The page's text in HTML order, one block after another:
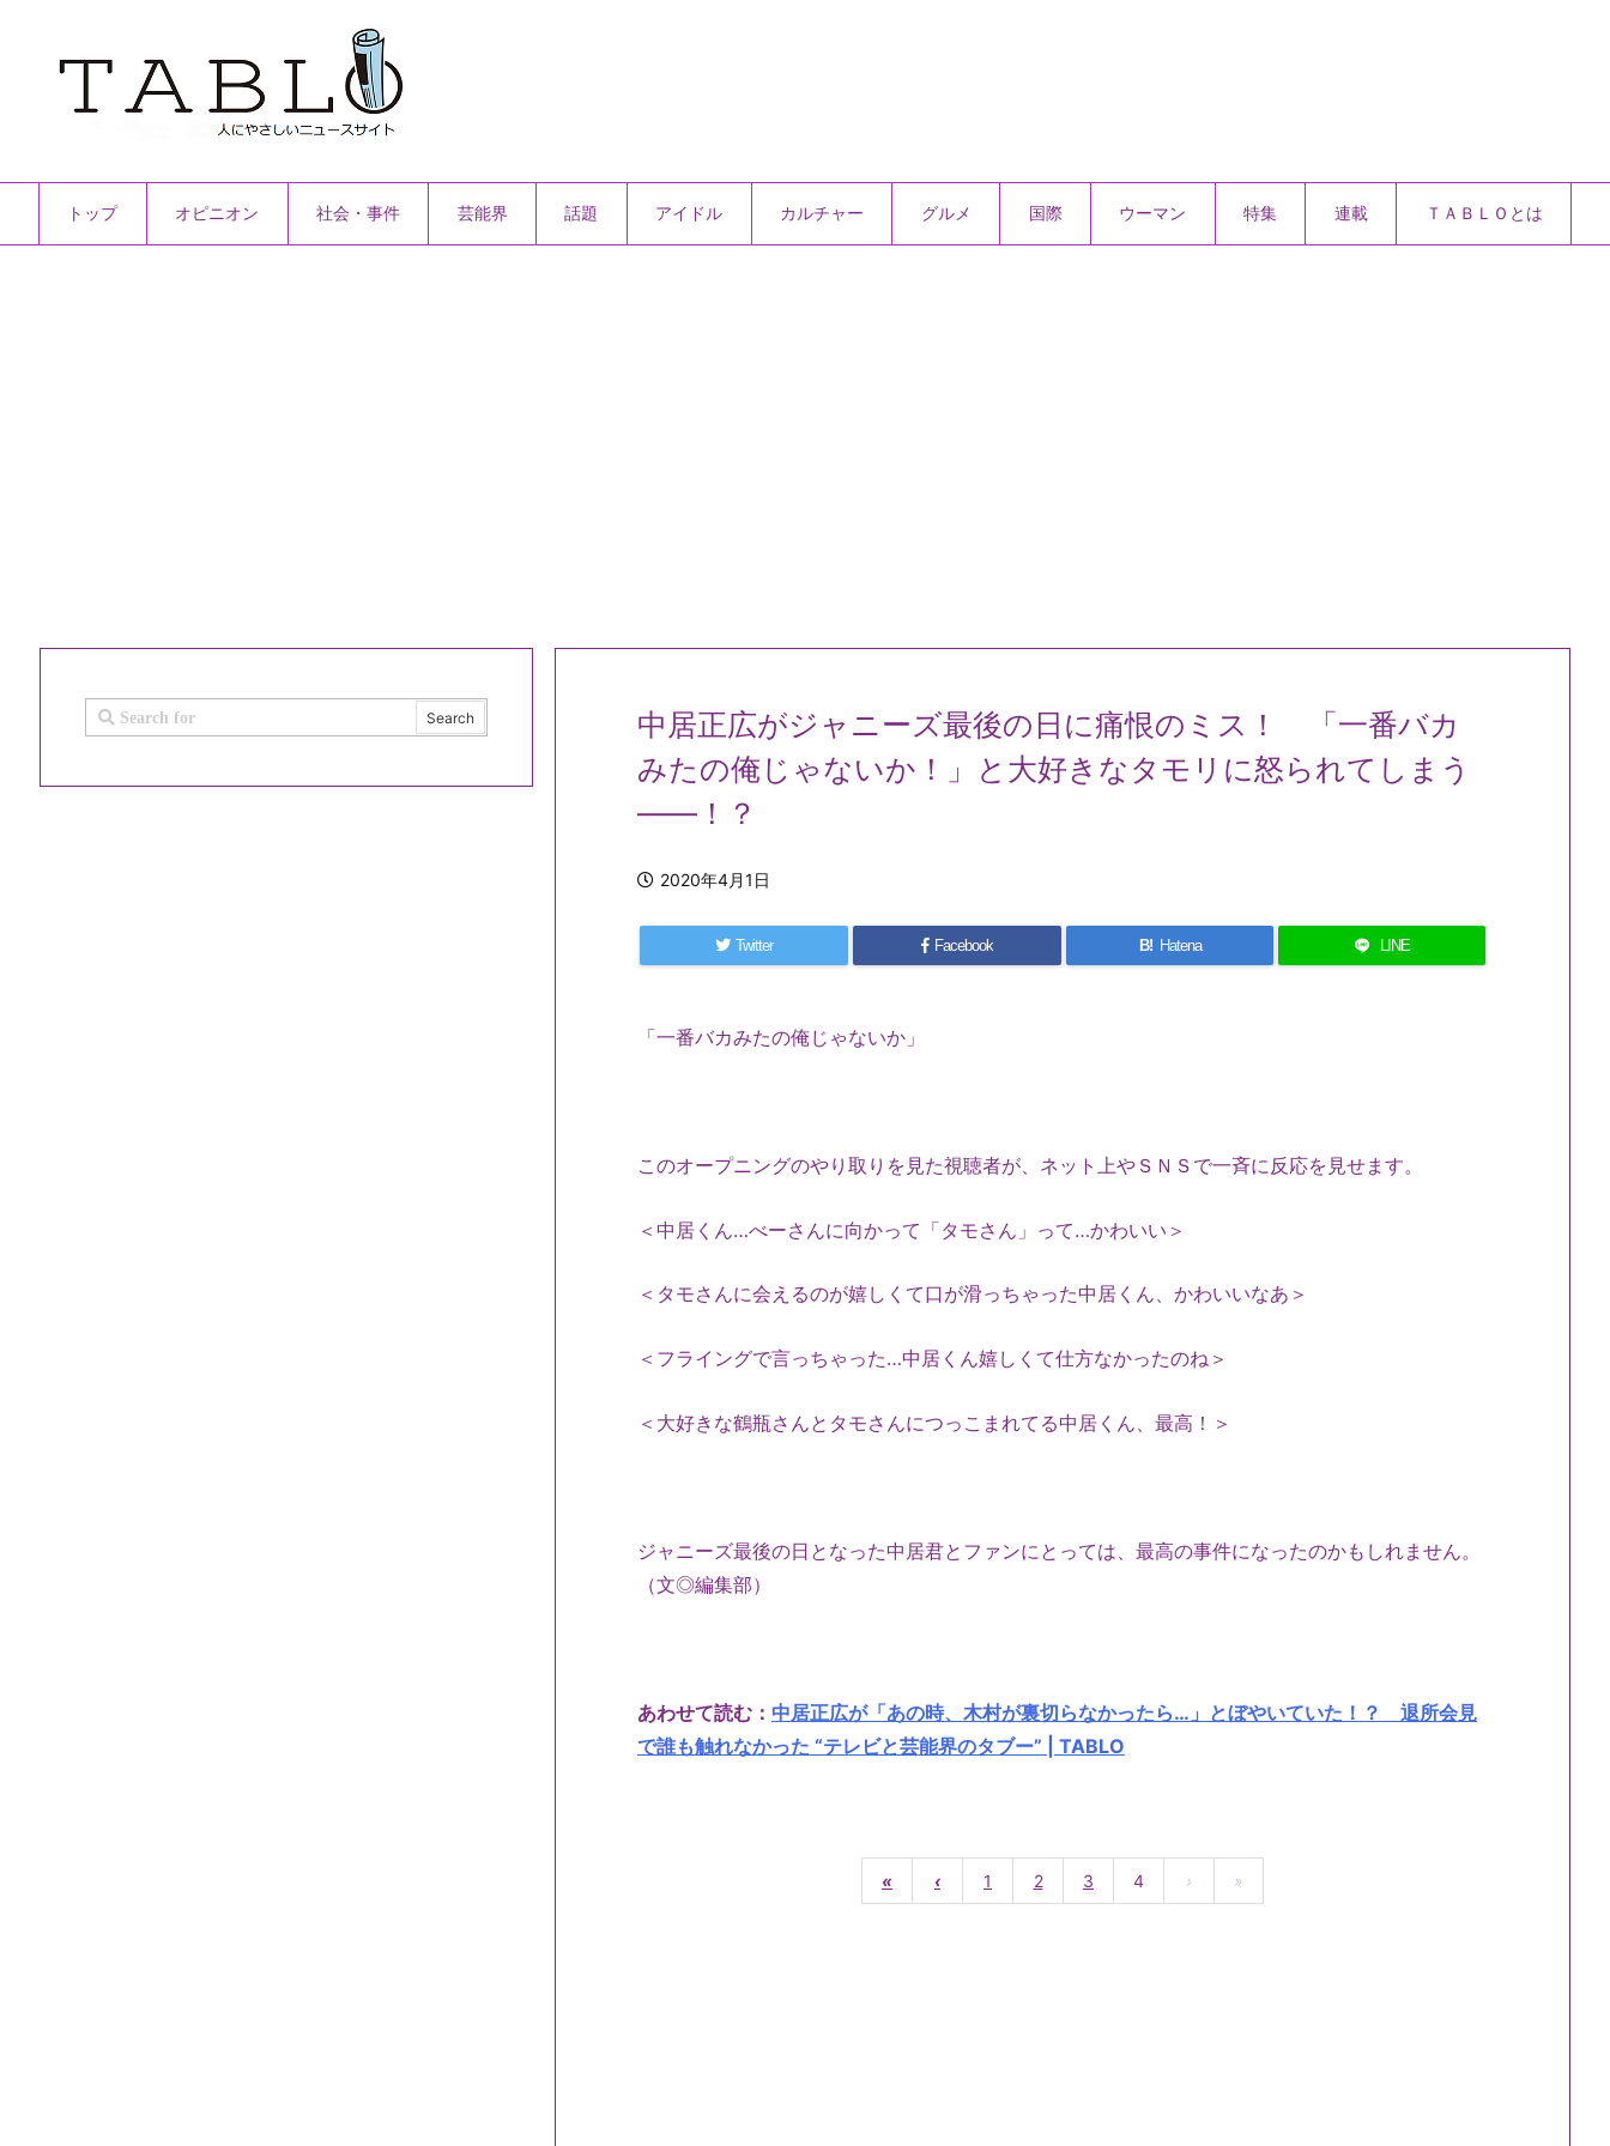
トップ オピニオン 社会・事件 芸能界 話題 アイドル カルチャー グルメ 国際 ウーマン 特集 連載 ＴＡＢＬＯとは
中居正広がジャニーズ最後の日に痛恨のミス！ 「一番バカ
みたの俺じゃないか！」と大好きなタモリに怒られてしまう
――！？
2020年4月1日
Twitter Facebook B! Hatena LINE
「一番バカみたの俺じゃないか」
このオープニングのやり取りを見た視聴者が、ネット上やＳＮＳで一斉に反応を見せます。
＜中居くん…べーさんに向かって「タモさん」って…かわいい＞
＜タモさんに会えるのが嬉しくて口が滑っちゃった中居くん、かわいいなあ＞
＜フライングで言っちゃった…中居くん嬉しくて仕方なかったのね＞
＜大好きな鶴瓶さんとタモさんにつっこまれてる中居くん、最高！＞
ジャニーズ最後の日となった中居君とファンにとっては、最高の事件になったのかもしれません。
（文◎編集部）
あわせて読む： 中居正広が「あの時、木村が裏切らなかったら…」とぼやいていた！？ 退所会見
で誰も触れなかった “テレビと芸能界のタブー” | TABLO
« ‹ 1 2 3 4 › »